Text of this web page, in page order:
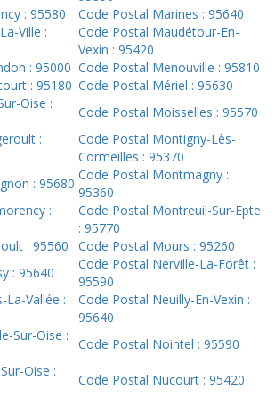
: 95580
Code Postal Marines : 95640
Ville :
Code Postal Maudétour-En-
Vexin : 95420
: 95000 Code Postal Menouville : 95810
: 95180 Code Postal Mériel : 95630
Oise :
Code Postal Moisselles : 95570
:
Code Postal Montigny-Lès-
Cormeilles : 95370
: 95680
Code Postal Montmagny :
95360
:
Code Postal Montreuil-Sur-Epte
: 95770
: 95560
Code Postal Mours : 95260
: 95640
Code Postal Nerville-La-Forêt :
95590
La-Vallée :
Code Postal Neuilly-En-Vexin :
95640
Sur-Oise :
Code Postal Nointel : 95590
Oise :
Code Postal Nucourt : 95420